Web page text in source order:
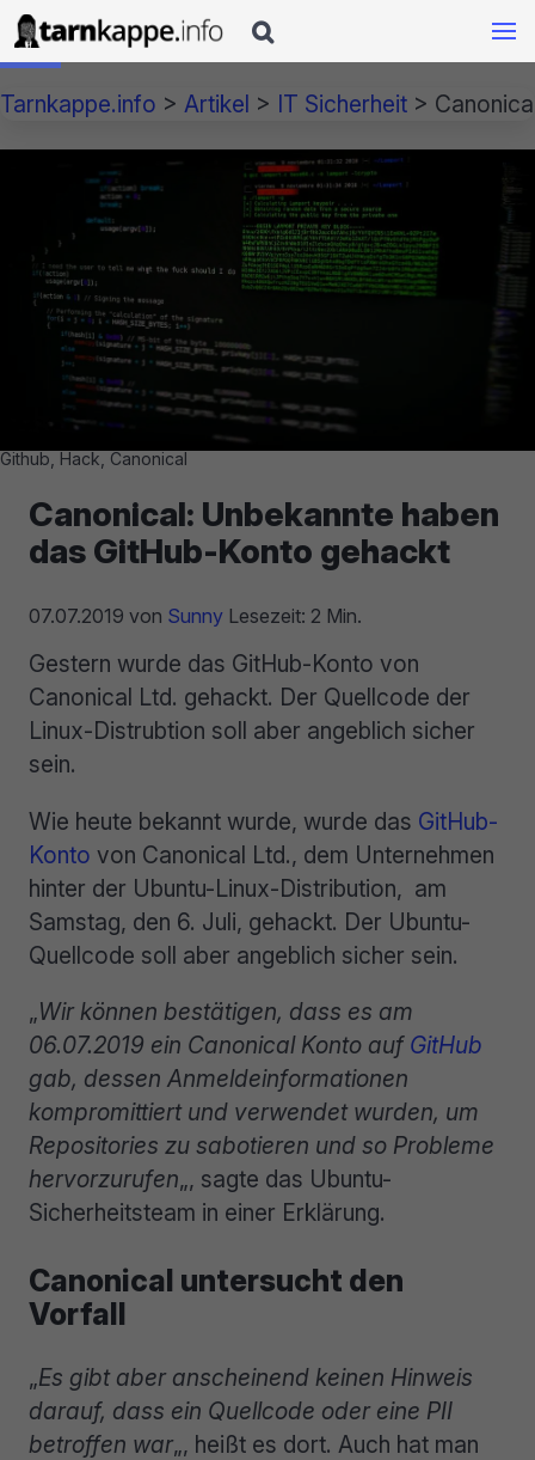

Tarnkappe.info > Artikel > IT Sicherheit >
Github, Hack, Canonical
Canonical: Unbekannte haben
das GitHub-Konto gehackt
07.07.2019 von Sunny Lesezeit: 2 Min.
Gestern wurde das GitHub-Konto von
Canonical Ltd. gehackt. Der Quellcode der
Linux-Distrubtion soll aber angeblich sicher
sein.
Wie heute bekannt wurde, wurde das GitHub-
Konto von Canonical Ltd., dem Unternehmen
hinter der Ubuntu-Linux-Distribution, am
Samstag, den 6. Juli, gehackt. Der Ubuntu-
Quellcode soll aber angeblich sicher sein.
„Wir können bestätigen, dass es am
06.07.2019 ein Canonical Konto auf GitHub
gab, dessen Anmeldeinformationen
kompromittiert und verwendet wurden, um
Repositories zu sabotieren und so Probleme
hervorzurufen„, sagte das Ubuntu-
Sicherheitsteam in einer Erklärung.
Canonical untersucht den
Vorfall
„Es gibt aber anscheinend keinen Hinweis
darauf, dass ein Quellcode oder eine PII
betroffen war„, heißt es dort. Auch hat man